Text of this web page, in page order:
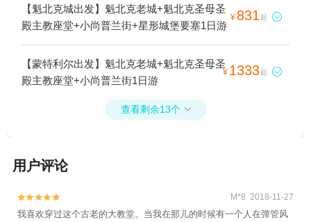
【魁北克城出发】魁北克老城+魁北克圣母圣
殿主教座堂+小尚普兰街+星形城堡要塞1日游
¥ 831 起 
【蒙特利尔出发】魁北克老城+魁北克圣母圣
殿主教座堂+小尚普兰街1日游
¥ 1333起 
查看剩余13个 
用户评论

 M*8 2018-11-27
我喜欢穿过这个古老的大教堂。当我在那儿的时候有一个人在弹管风